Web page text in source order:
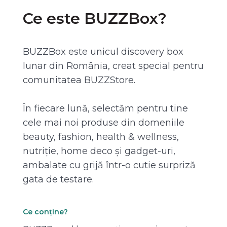
Ce este BUZZBox?
BUZZBox este unicul discovery box
lunar din România, creat special pentru
comunitatea BUZZStore.
În fiecare lună, selectăm pentru tine
cele mai noi produse din domeniile
beauty, fashion, health & wellness,
nutriție, home deco și gadget-uri,
ambalate cu grijă într-o cutie surpriză
gata de testare.
Ce conține?